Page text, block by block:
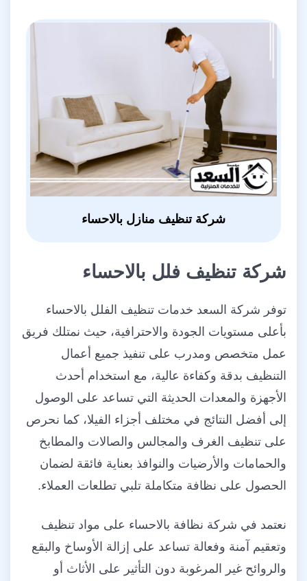
شركة تنظيف منازل بالاحساء
شركة تنظيف فلل بالاحساء
توفر شركة السعد خدمات تنظيف الفلل بالاحساء
بأعلى مستويات الجودة والاحترافية، حيث نمتلك فريق
عمل متخصص ومدرب على تنفيذ جميع أعمال
التنظيف بدقة وكفاءة عالية، مع استخدام أحدث
الأجهزة والمعدات الحديثة التي تساعد على الوصول
إلى أفضل النتائج في مختلف أجزاء الفيلا، كما نحرص
على تنظيف الغرف والمجالس والصالات والمطابخ
والحمامات والأرضيات والنوافذ بعناية فائقة لضمان
الحصول على نظافة متكاملة تلبي تطلعات العملاء.
نعتمد في شركة نظافة بالاحساء على مواد تنظيف
وتعقيم آمنة وفعالة تساعد على إزالة الأوساخ والبقع
والروائح غير المرغوبة دون التأثير على الأثاث أو